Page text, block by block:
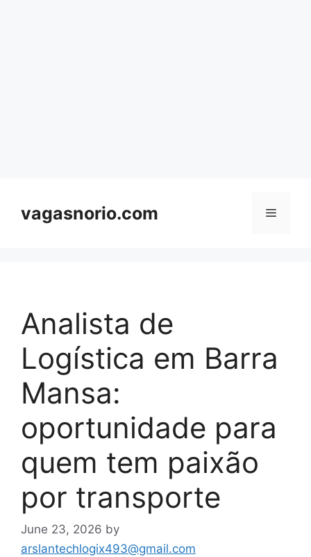
vagasnorio.com Menu
Analista de
Logística em Barra
Mansa:
oportunidade para
quem tem paixão
por transporte
June 23, 2026 by
arslantechlogix493@gmail.com